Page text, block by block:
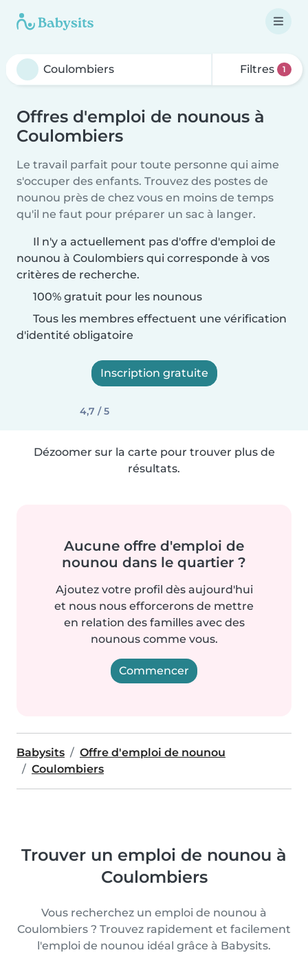
Filtres 1
Offres d'emploi de nounous à
Coulombiers
Le travail parfait pour toute personne qui aime
s'occuper des enfants. Trouvez des postes de
nounou près de chez vous en moins de temps
qu'il ne faut pour préparer un sac à langer.
Il n'y a actuellement pas d'offre d'emploi de
nounou à Coulombiers qui corresponde à vos
critères de recherche.
100% gratuit pour les nounous
Tous les membres effectuent une vérification
d'identité obligatoire
Inscription gratuite
4,7 / 5
Dézoomer sur la carte pour trouver plus de
résultats.
Aucune offre d'emploi de
nounou dans le quartier ?
Ajoutez votre profil dès aujourd'hui
et nous nous efforcerons de mettre
en relation des familles avec des
nounous comme vous.
Commencer
Babysits
Offre d'emploi de nounou
Coulombiers
Trouver un emploi de nounou à
Coulombiers
Vous recherchez un emploi de nounou à
Coulombiers ? Trouvez rapidement et facilement
l'emploi de nounou idéal grâce à Babysits.